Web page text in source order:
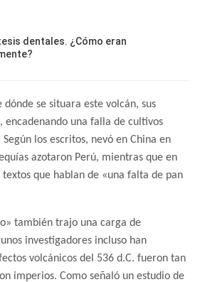
dentales. ¿Cómo eran
dónde se situara este volcán, sus
encadenando una falla de cultivos
los escritos, nevó en China en
azotaron Perú, mientras que en
textos que hablan de «una falta de pan
también trajo una carga de
investigadores incluso han
volcánicos del 536 d.C. fueron tan
imperios. Como señaló un estudio de